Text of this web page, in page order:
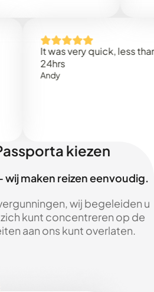
It was very quick, less than
24hrs
kiezen
wij maken reizen eenvoudig.
wij begeleiden u
kunt concentreren op de
aan ons kunt overlaten.